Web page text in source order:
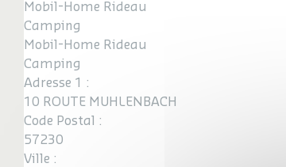
Mobil-Home Rideau
Camping
Mobil-Home Rideau
Camping
Adresse 1 :
10 ROUTE MUHLENBACH
Code Postal :
57230
Ville :